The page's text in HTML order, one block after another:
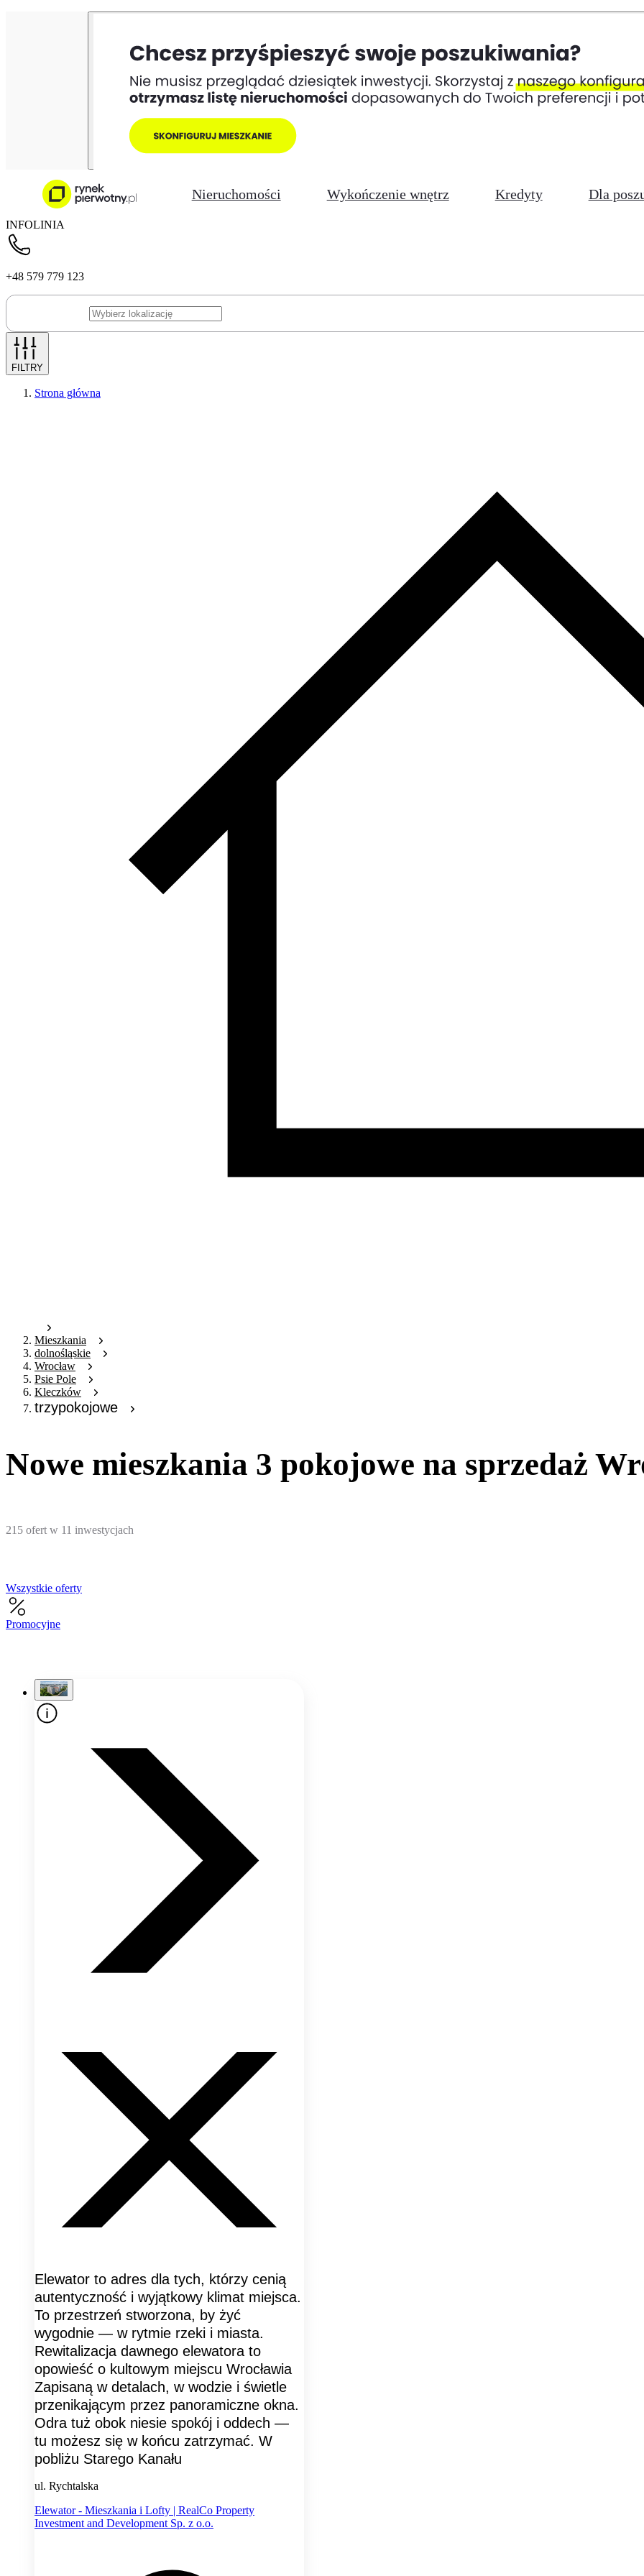
Nieruchomości Wykończenie wnętrz Kredyty Dla
INFOLINIA
+48 579 779 123
FILTRY
Strona główna
Mieszkania
dolnośląskie
Wrocław
Psie Pole
Kleczków
trzypokojowe
Nowe mieszkania 3 pokojowe na sprzedaż
215 ofert w 11 inwestycjach
Wszystkie oferty
Promocyjne
Elewator to adres dla tych, którzy cenią
autentyczność i wyjątkowy klimat miejsca.
To przestrzeń stworzona, by żyć
wygodnie — w rytmie rzeki i miasta.
Rewitalizacja dawnego elewatora to
opowieść o kultowym miejscu Wrocławia
Zapisaną w detalach, w wodzie i świetle
przenikającym przez panoramiczne okna.
Odra tuż obok niesie spokój i oddech —
tu możesz się w końcu zatrzymać. W
pobliżu Starego Kanału
ul. Rychtalska
Elewator - Mieszkania i Lofty | RealCo Property
Investment and Development Sp. z o.o.